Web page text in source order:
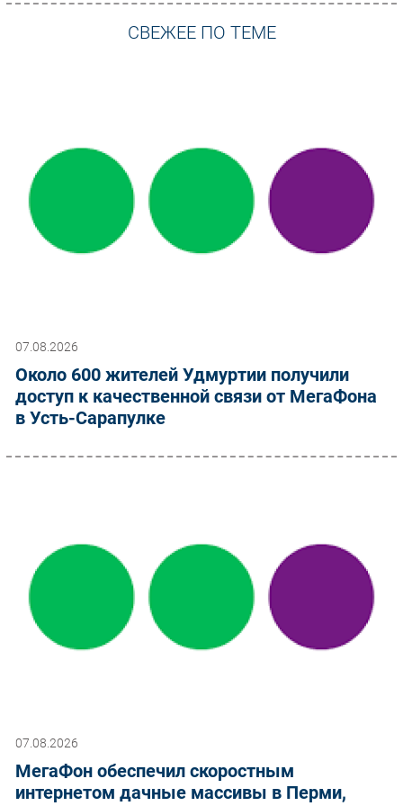
СВЕЖЕЕ ПО ТЕМЕ
07.08.2026
Около 600 жителей Удмуртии получили
доступ к качественной связи от МегаФона
в Усть-Сарапулке
07.08.2026
МегаФон обеспечил скоростным
интернетом дачные массивы в Перми,